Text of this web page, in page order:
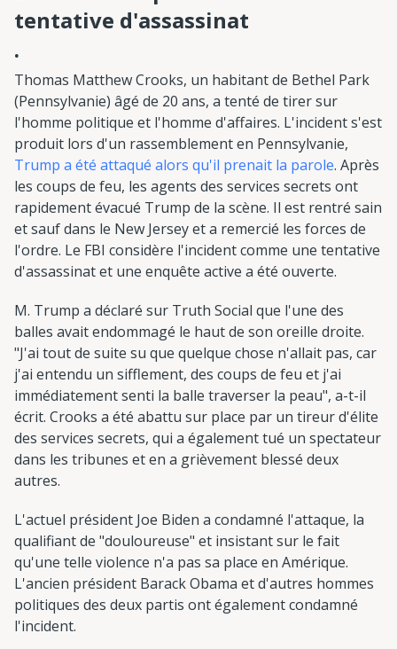
tentative d'assassinat
.
Thomas Matthew Crooks, un habitant de Bethel Park
(Pennsylvanie) âgé de 20 ans, a tenté de tirer sur
l'homme politique et l'homme d'affaires. L'incident s'est
produit lors d'un rassemblement en Pennsylvanie,
Trump a été attaqué alors qu'il prenait la parole. Après
les coups de feu, les agents des services secrets ont
rapidement évacué Trump de la scène. Il est rentré sain
et sauf dans le New Jersey et a remercié les forces de
l'ordre. Le FBI considère l'incident comme une tentative
d'assassinat et une enquête active a été ouverte.
M. Trump a déclaré sur Truth Social que l'une des
balles avait endommagé le haut de son oreille droite.
"J'ai tout de suite su que quelque chose n'allait pas, car
j'ai entendu un sifflement, des coups de feu et j'ai
immédiatement senti la balle traverser la peau", a-t-il
écrit. Crooks a été abattu sur place par un tireur d'élite
des services secrets, qui a également tué un spectateur
dans les tribunes et en a grièvement blessé deux
autres.
L'actuel président Joe Biden a condamné l'attaque, la
qualifiant de "douloureuse" et insistant sur le fait
qu'une telle violence n'a pas sa place en Amérique.
L'ancien président Barack Obama et d'autres hommes
politiques des deux partis ont également condamné
l'incident.